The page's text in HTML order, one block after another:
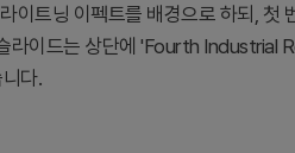
이트닝 이펙트를 배경으로 하되, 첫
라이드는 상단에 'Fourth
다.